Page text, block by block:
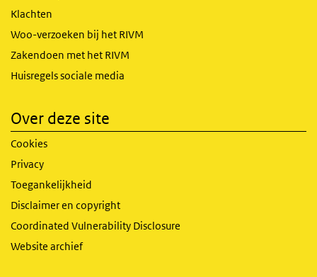
Klachten
Woo-verzoeken bij het RIVM
Zakendoen met het RIVM
Huisregels sociale media
Over deze site
Cookies
Privacy
Toegankelijkheid
Disclaimer en copyright
Coordinated Vulnerability Disclosure
Website archief